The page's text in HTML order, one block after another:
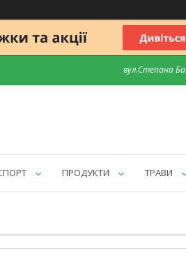
вул.Степана
ПРОДУКТИ ТРАВИ